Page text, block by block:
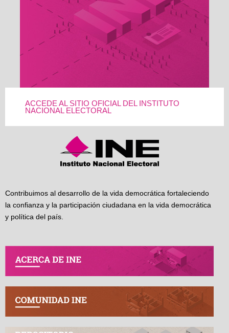
ACCEDE AL SITIO OFICIAL DEL INSTITUTO
NACIONAL ELECTORAL
Contribuimos al desarrollo de la vida democrática fortaleciendo
la confianza y la participación ciudadana en la vida democrática
y política del país.